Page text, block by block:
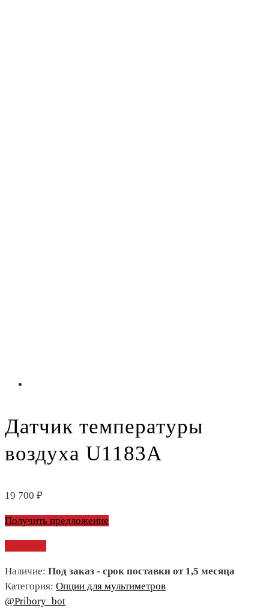
Датчик температуры
воздуха U1183A
19 700 ₽
Получить предложение
Наличие: Под заказ - срок поставки от 1,5 месяца
Категория: Опции для мультиметров
@Pribory_bot